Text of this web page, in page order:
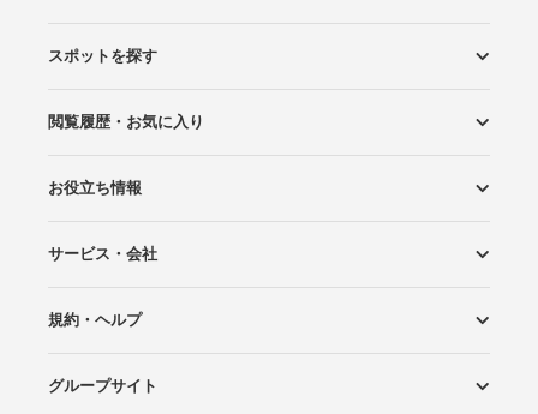
エリアから探す
こだわりから探す
NEW PHOTO STYLE
プランから探す
フォトタイプ診断
フォトグラファーから探す
国内リゾートから探す
スポットを探す
ロケーションから探す
スタジオから探す
閲覧履歴・お気に入り
閲覧スタジオ
お気に入り
お役立ち情報
Wedding Photo マガジン
はじめてガイド
サービス・会社
Photoraitとは
スタジオの掲載について
お問い合わせ
運営会社
サイトマップ
規約・ヘルプ
プライバシーポリシー
利用規約
ヘルプ
グループサイト